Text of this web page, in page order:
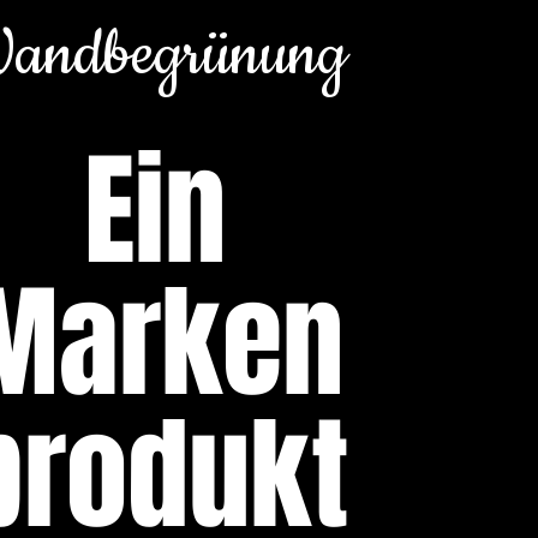
Ein